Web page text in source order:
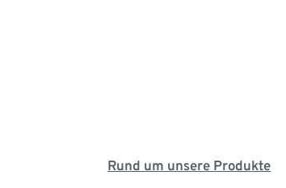
Rund um unsere Produkte